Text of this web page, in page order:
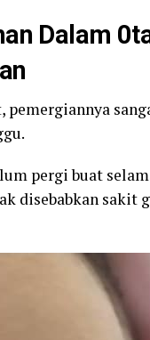
Dalam
pergi buat
disebabkan sakit